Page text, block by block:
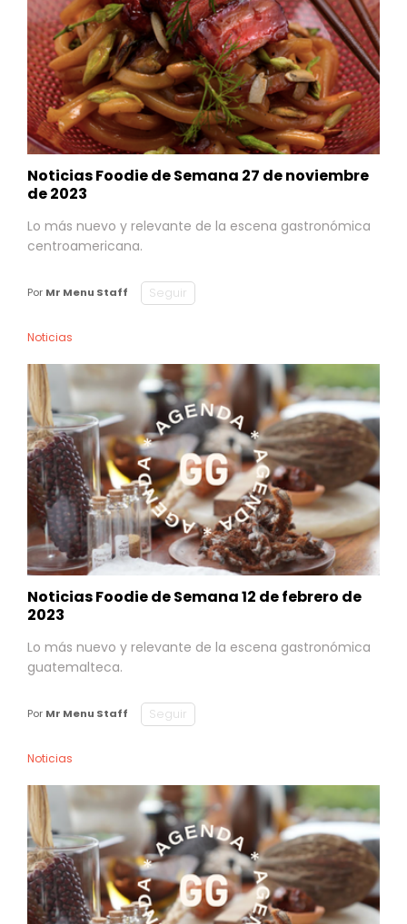
Noticias Foodie de Semana 27 de noviembre
de 2023
Lo más nuevo y relevante de la escena gastronómica
centroamericana.
Por Mr Menu Staff Seguir
Noticias
Noticias Foodie de Semana 12 de febrero de
2023
Lo más nuevo y relevante de la escena gastronómica
guatemalteca.
Por Mr Menu Staff Seguir
Noticias